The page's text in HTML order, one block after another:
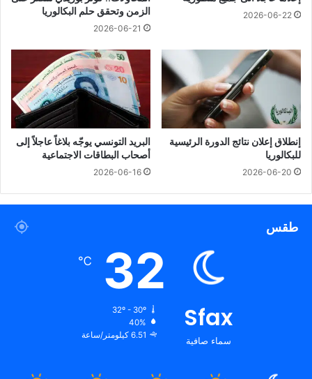
2026-06-22
الزمن وتحقق حلم البكالوريا
2026-06-21
إنطلاق إعلان نتائج الدورة الرئيسية
للبكالوريا
2026-06-20
البريد التونسي يوجّه بلاغاً عاجلاً إلى
أصحاب البطاقات الاجتماعية
2026-06-16
طقس
Sfax
سماء صافية
32
℃
32º - 30º
40%
6.51 كيلومتر/ساعة